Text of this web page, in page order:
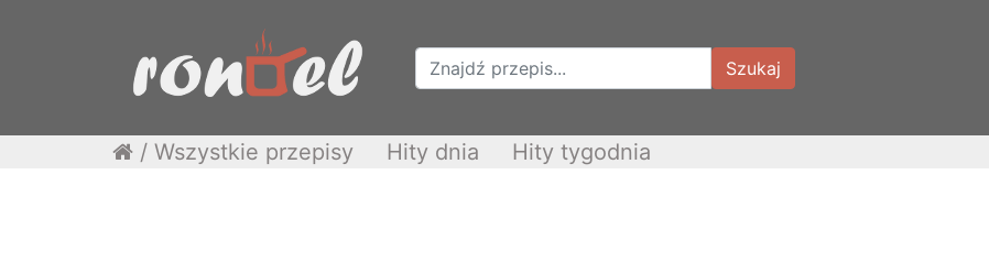
Szukaj
/ Wszystkie przepisy Hity dnia Hity tygodnia